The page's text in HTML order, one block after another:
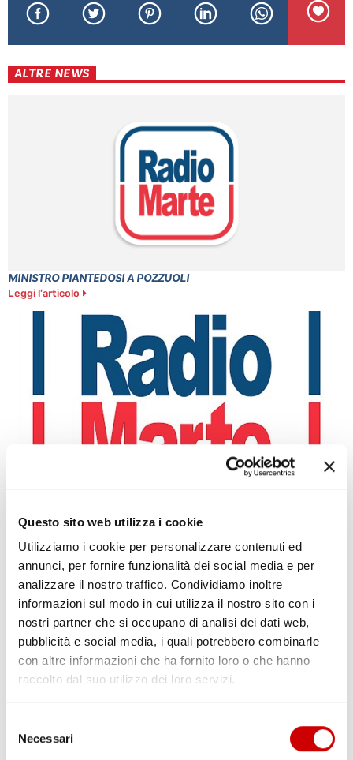
Questo sito web utilizza i cookie
Utilizziamo i cookie per personalizzare contenuti ed
annunci, per fornire funzionalità dei social media e per
analizzare il nostro traffico. Condividiamo inoltre
informazioni sul modo in cui utilizza il nostro sito con i
nostri partner che si occupano di analisi dei dati web,
pubblicità e social media, i quali potrebbero combinarle
con altre informazioni che ha fornito loro o che hanno
raccolto dal suo utilizzo dei loro servizi.
delNecessari
ALTRE NEWS
MINISTRO PIANTEDOSI A POZZUOLI
Leggi l'articolo
PONTICELLI: DODICENNE FERITO A COLTELLATE
Leggi l'articolo